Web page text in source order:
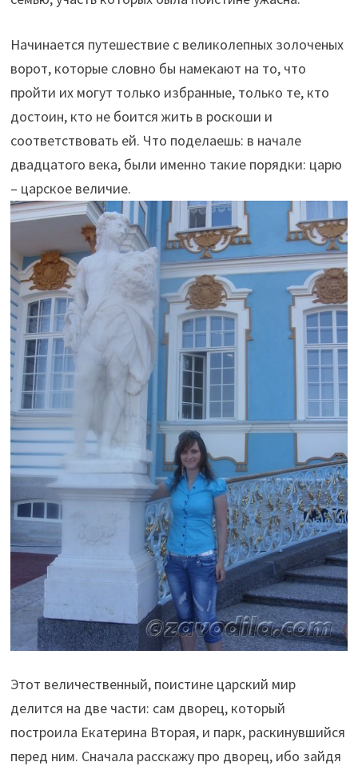
Начинается путешествие с великолепных золоченых
ворот, которые словно бы намекают на то, что
пройти их могут только избранные, только те, кто
достоин, кто не боится жить в роскоши и
соответствовать ей. Что поделаешь: в начале
двадцатого века, были именно такие порядки: царю
– царское величие.
Этот величественный, поистине царский мир
делится на две части: сам дворец, который
построила Екатерина Вторая, и парк, раскинувшийся
перед ним. Сначала расскажу про дворец, ибо зайдя